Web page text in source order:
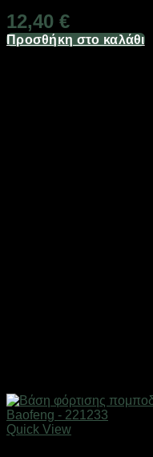
12,40 €
Προσθήκη στο καλάθι
Quick View